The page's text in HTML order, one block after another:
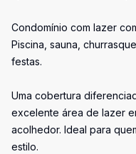
Condomínio com lazer
Piscina, sauna,
festas.
Uma cobertura
excelente área de lazer
acolhedor. Ideal para
estilo.